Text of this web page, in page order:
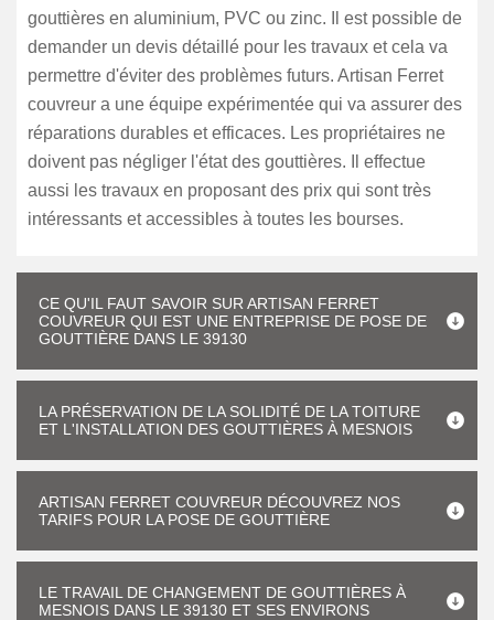
gouttières en aluminium, PVC ou zinc. Il est possible de
demander un devis détaillé pour les travaux et cela va
permettre d'éviter des problèmes futurs. Artisan Ferret
couvreur a une équipe expérimentée qui va assurer des
réparations durables et efficaces. Les propriétaires ne
doivent pas négliger l'état des gouttières. Il effectue
aussi les travaux en proposant des prix qui sont très
intéressants et accessibles à toutes les bourses.
CE QU'IL FAUT SAVOIR SUR ARTISAN FERRET
COUVREUR QUI EST UNE ENTREPRISE DE POSE DE
GOUTTIÈRE DANS LE 39130
LA PRÉSERVATION DE LA SOLIDITÉ DE LA TOITURE
ET L'INSTALLATION DES GOUTTIÈRES À MESNOIS
ARTISAN FERRET COUVREUR DÉCOUVREZ NOS
TARIFS POUR LA POSE DE GOUTTIÈRE
LE TRAVAIL DE CHANGEMENT DE GOUTTIÈRES À
MESNOIS DANS LE 39130 ET SES ENVIRONS